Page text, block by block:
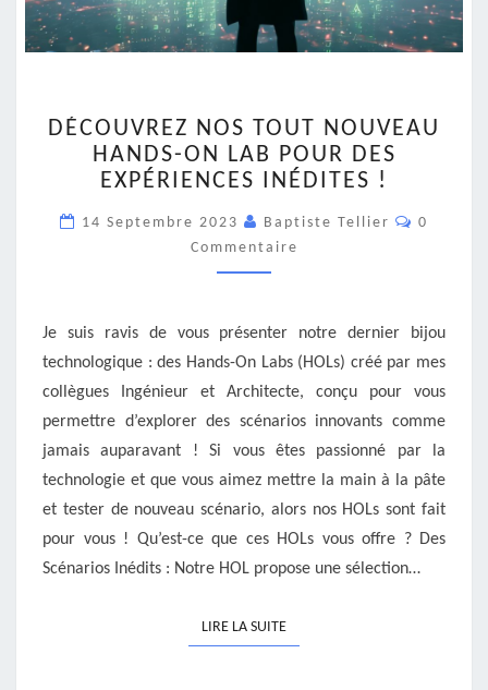
NOS
TOUT
NOUVEAU
ON
LAB
POUR
!
DÉCOUVREZ NOS TOUT NOUVEAU
HANDS-ON LAB POUR DES
EXPÉRIENCES INÉDITES !
14 Septembre 2023 Baptiste Tellier
0
Commentaire
Je suis ravis de vous présenter notre dernier bijou
technologique : des Hands-On Labs (HOLs) créé par mes
collègues Ingénieur et Architecte, conçu pour vous
permettre d’explorer des scénarios innovants comme
jamais auparavant ! Si vous êtes passionné par la
technologie et que vous aimez mettre la main à la pâte
et tester de nouveau scénario, alors nos HOLs sont fait
pour vous ! Qu’est-ce que ces HOLs vous offre ? Des
Scénarios Inédits : Notre HOL propose une sélection…
LIRE LA SUITELIRE LA SUITE